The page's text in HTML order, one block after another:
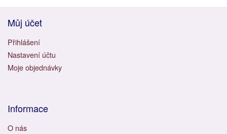
Můj účet
Přihlášení
Nastavení účtu
Moje objednávky
Informace
O nás